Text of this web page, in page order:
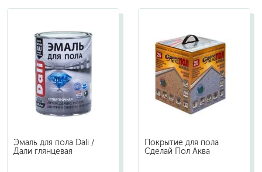
Эмаль для пола Dali /
Дали глянцевая
Покрытие для пола
Сделай Пол Аква